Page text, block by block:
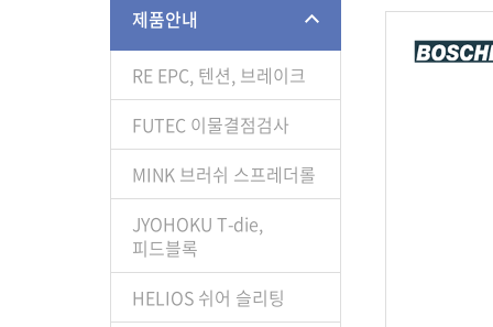
제품안내
RE EPC, 텐션, 브레이크
FUTEC 이물결점검사
MINK 브러쉬 스프레더롤
JYOHOKU T-die,
피드블록
HELIOS 쉬어 슬리팅